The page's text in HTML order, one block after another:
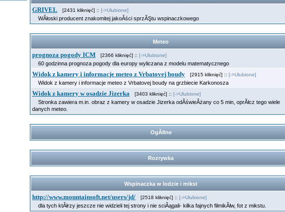
GRIVEL [2431 kliknięć] :: [->Ulubione]
WÂłoski producent znakomitej jakoÂści sprzĂŞtu wspinaczkowego
Meteo
prognoza pogody ICM [2366 kliknięć] :: [->Ulubione]
60 godzinna prognoza pogody dla europy wyliczana z modelu matematycznego
Widok z kamery i informacje meteo z Vrbatovej boudy [2915 kliknięć] :: [->Ulubione]
Widok z kamery i informacje meteo z Vrbatovej boudy na grzbiecie Karkonosza
Widok z kamery w osadzie Jizerka [3403 kliknięć] :: [->Ulubione]
Stronka zawiera m.in. obraz z kamery w osadzie Jizerka odÂświeÂżany co 5 min, oprĂłcz tego wiele
danych meteo.
OgĂłlne
Rozrywka
Wspinaczka w lodzie i mikst
http://www.mountainsoft.net/users/jd/ [2518 kliknięć] :: [->Ulubione]
dla tych ktĂłrzy jeszcze nie widzieli tej strony i nie sciÂągali- kilka fajnych filmikĂłw, fot z mikstu.